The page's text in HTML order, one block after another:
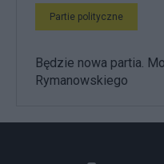
Partie polityczne
Będzie nowa partia.
Rymanowskiego